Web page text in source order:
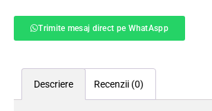
Trimite mesaj direct pe WhatAspp
Descriere Recenzii (0)